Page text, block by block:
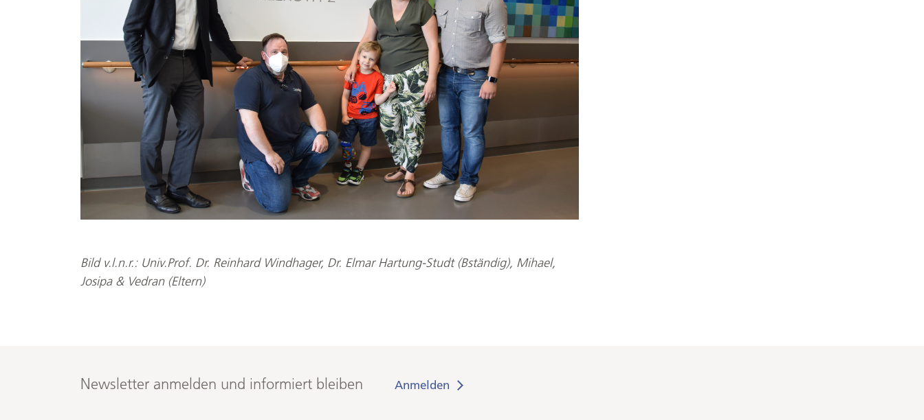
Bild v.l.n.r.: Univ.Prof. Dr. Reinhard Windhager, Dr. Elmar Hartung-Studt (Bständig), Mihael,
Josipa & Vedran (Eltern)
Newsletter anmelden und informiert bleiben